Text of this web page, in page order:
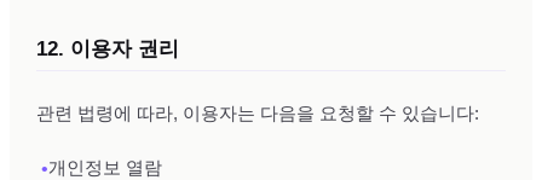
12. 이용자 권리
관련 법령에 따라, 이용자는 다음을 요청할 수 있습니다:
•개인정보 열람